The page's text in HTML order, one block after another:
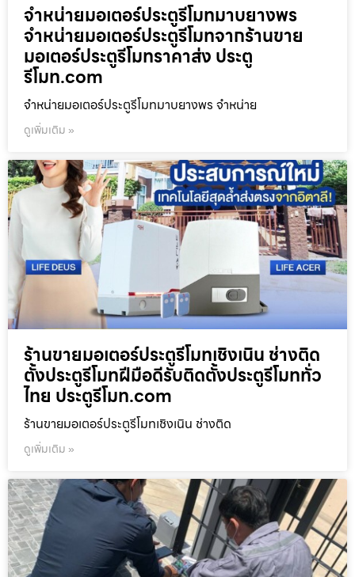
จำหน่ายมอเตอร์ประตูรีโมทมาบยางพร
จำหน่ายมอเตอร์ประตูรีโมทจากร้านขาย
มอเตอร์ประตูรีโมทราคาส่ง ประตู
รีโมท.com
จำหน่ายมอเตอร์ประตูรีโมทมาบยางพร จำหน่าย
ดูเพิ่มเติม »
ร้านขายมอเตอร์ประตูรีโมทเชิงเนิน ช่างติด
ตั้งประตูรีโมทฝีมือดีรับติดตั้งประตูรีโมททั่ว
ไทย ประตูรีโมท.com
ร้านขายมอเตอร์ประตูรีโมทเชิงเนิน ช่างติด
ดูเพิ่มเติม »